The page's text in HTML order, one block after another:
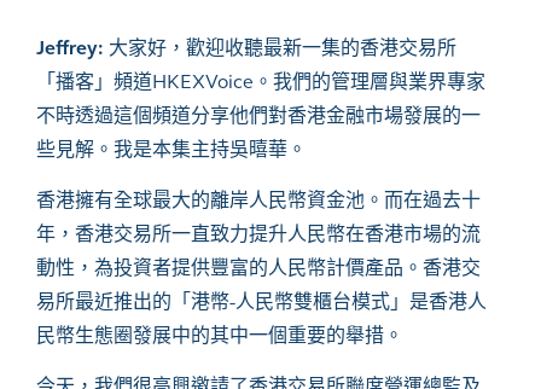
Jeffrey: 大家好，歡迎收聽最新一集的香港交易所
「播客」頻道HKEXVoice 。我們的管理層與業界專家
不時透過這個頻道分享他們對香港金融市場發展的一
些見解。我是本集主持吳暿華。
香港擁有全球最大的離岸人民幣資金池。而在過去十
年，香港交易所一直致力提升人民幣在香港市場的流
動性，為投資者提供豐富的人民幣計價產品。香港交
易所最近推出的「港幣-人民幣雙櫃台模式」是香港人
民幣生態圈發展中的其中一個重要的舉措 。